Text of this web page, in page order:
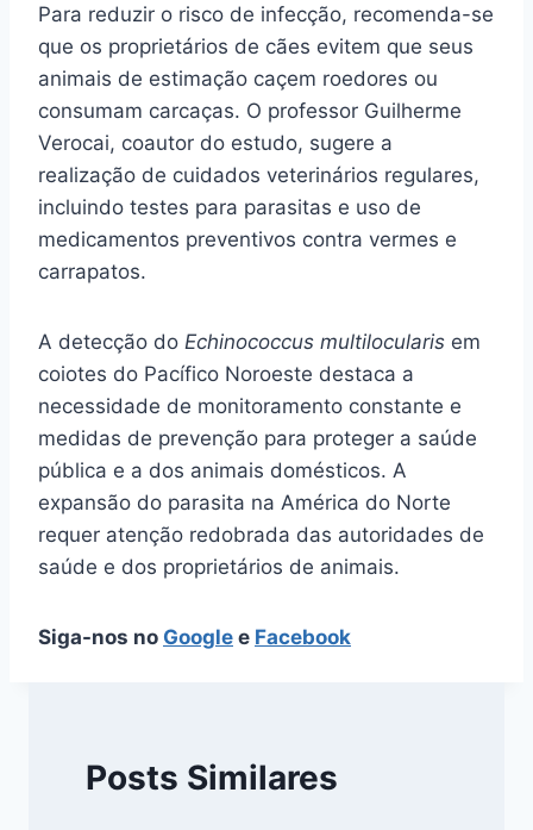
Para reduzir o risco de infecção, recomenda-se
que os proprietários de cães evitem que seus
animais de estimação caçem roedores ou
consumam carcaças. O professor Guilherme
Verocai, coautor do estudo, sugere a
realização de cuidados veterinários regulares,
incluindo testes para parasitas e uso de
medicamentos preventivos contra vermes e
carrapatos.
A detecção do Echinococcus multilocularis em
coiotes do Pacífico Noroeste destaca a
necessidade de monitoramento constante e
medidas de prevenção para proteger a saúde
pública e a dos animais domésticos. A
expansão do parasita na América do Norte
requer atenção redobrada das autoridades de
saúde e dos proprietários de animais.
Siga-nos no Google e Facebook
Posts Similares